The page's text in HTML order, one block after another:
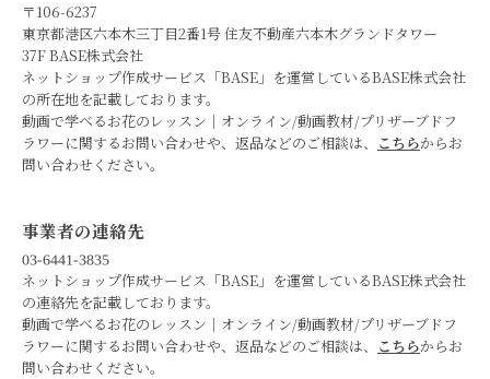
〒106-6237
東京都港区六本木三丁目2番1号 住友不動産六本木グランドタワー
37F BASE株式会社
ネットショップ作成サービス「BASE」を運営しているBASE株式会社
の所在地を記載しております。
動画で学べるお花のレッスン｜オンライン/動画教材/プリザーブドフ
ラワーに関するお問い合わせや、返品などのご相談は、 こちらからお
問い合わせください。
事業者の連絡先
ネットショップ作成サービス「BASE」を運営しているBASE株式会社
の連絡先を記載しております。
動画で学べるお花のレッスン｜オンライン/動画教材/プリザーブドフ
ラワーに関するお問い合わせや、返品などのご相談は、 こちらからお
問い合わせください。